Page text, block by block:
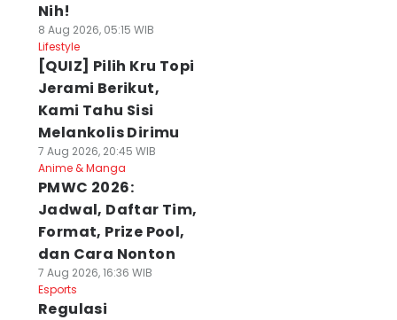
Nih!
8 Aug 2026, 05:15 WIB
Lifestyle
[QUIZ] Pilih Kru Topi
Jerami Berikut,
Kami Tahu Sisi
Melankolis Dirimu
7 Aug 2026, 20:45 WIB
Anime & Manga
PMWC 2026:
Jadwal, Daftar Tim,
Format, Prize Pool,
dan Cara Nonton
7 Aug 2026, 16:36 WIB
Esports
Regulasi